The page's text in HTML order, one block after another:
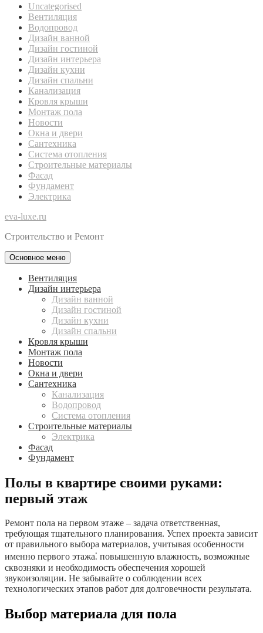
Uncategorised
Вентиляция
Водопровод
Дизайн ванной
Дизайн гостиной
Дизайн интерьера
Дизайн кухни
Дизайн спальни
Канализация
Кровля крыши
Монтаж пола
Новости
Окна и двери
Сантехника
Система отопления
Строительные материалы
Фасад
Фундамент
Электрика
eva-luxe.ru
Строительство и Ремонт
Основное меню
Вентиляция
Дизайн интерьера
Дизайн ванной
Дизайн гостиной
Дизайн кухни
Дизайн спальни
Кровля крыши
Монтаж пола
Новости
Окна и двери
Сантехника
Канализация
Водопровод
Система отопления
Строительные материалы
Электрика
Фасад
Фундамент
Полы в квартире своими руками:
первый этаж
Ремонт пола на первом этаже – задача ответственная,
требующая тщательного планирования. Успех проекта зависит
от правильного выбора материалов, учитывая особенности
именно первого этажа⁚ повышенную влажность, возможные
сквозняки и необходимость обеспечения хорошей
звукоизоляции. Не забывайте о соблюдении всех
технологических этапов работ для долговечности результата.
Выбор материала для пола